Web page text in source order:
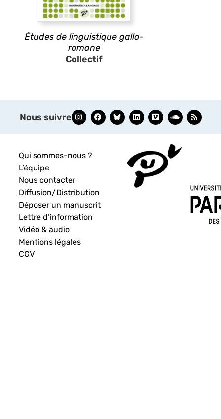
Études de linguistique gallo-
romane
Collectif
Nous suivre
Qui sommes-nous ?
L’équipe
Nous contacter
Diffusion/Distribution
Déposer un manuscrit
Lettre d’information
Vidéo & audio
Mentions légales
CGV